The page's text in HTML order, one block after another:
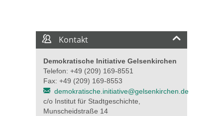
Kontakt
Demokratische Initiative Gelsenkirchen
Telefon: +49 (209) 169-8551
Fax: +49 (209) 169-8553
demokratische.initiative@gelsenkirchen.de
c/o Institut für Stadtgeschichte,
Munscheidstraße 14